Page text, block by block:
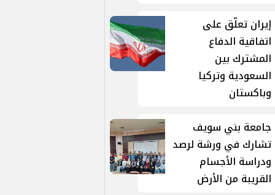
إيران تعلّق على
اتفاقية الدفاع
المشترك بين
السعودية وتركيا
وباكستان
جامعة بني سويف
تشارك في ورشة لرصد
ودراسة الأجسام
القريبة من الأرض